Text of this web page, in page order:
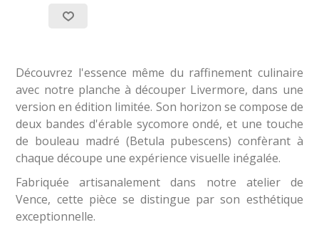
Découvrez l'essence même du raffinement culinaire
avec notre planche à découper Livermore, dans une
version en édition limitée. Son horizon se compose de
deux bandes d'érable sycomore ondé, et une touche
de bouleau madré (Betula pubescens) confèrant à
chaque découpe une expérience visuelle inégalée.
Fabriquée artisanalement dans notre atelier de
Vence, cette pièce se distingue par son esthétique
exceptionnelle.